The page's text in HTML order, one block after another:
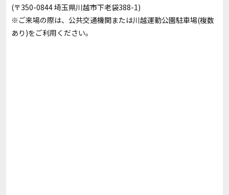
(〒350-0844 埼玉県川越市下老袋388-1)
※ご来場の際は、公共交通機関または川越運動公園駐車場(複数
あり)をご利用ください。